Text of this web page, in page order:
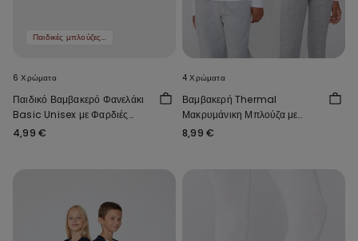
Παιδικές μπλούζες 3 τμχ 12,99 €
6 Χρώματα
Παιδικό Βαμβακερό Φανελάκι
Basic Unisex με Φαρδιές
Τιράντες
4,99 €
4 Χρώματα
Βαμβακερή Thermal
Μακρυμάνικη Μπλούζα με
Στρογγυλή Λαιμόκοψη για
8,99 €